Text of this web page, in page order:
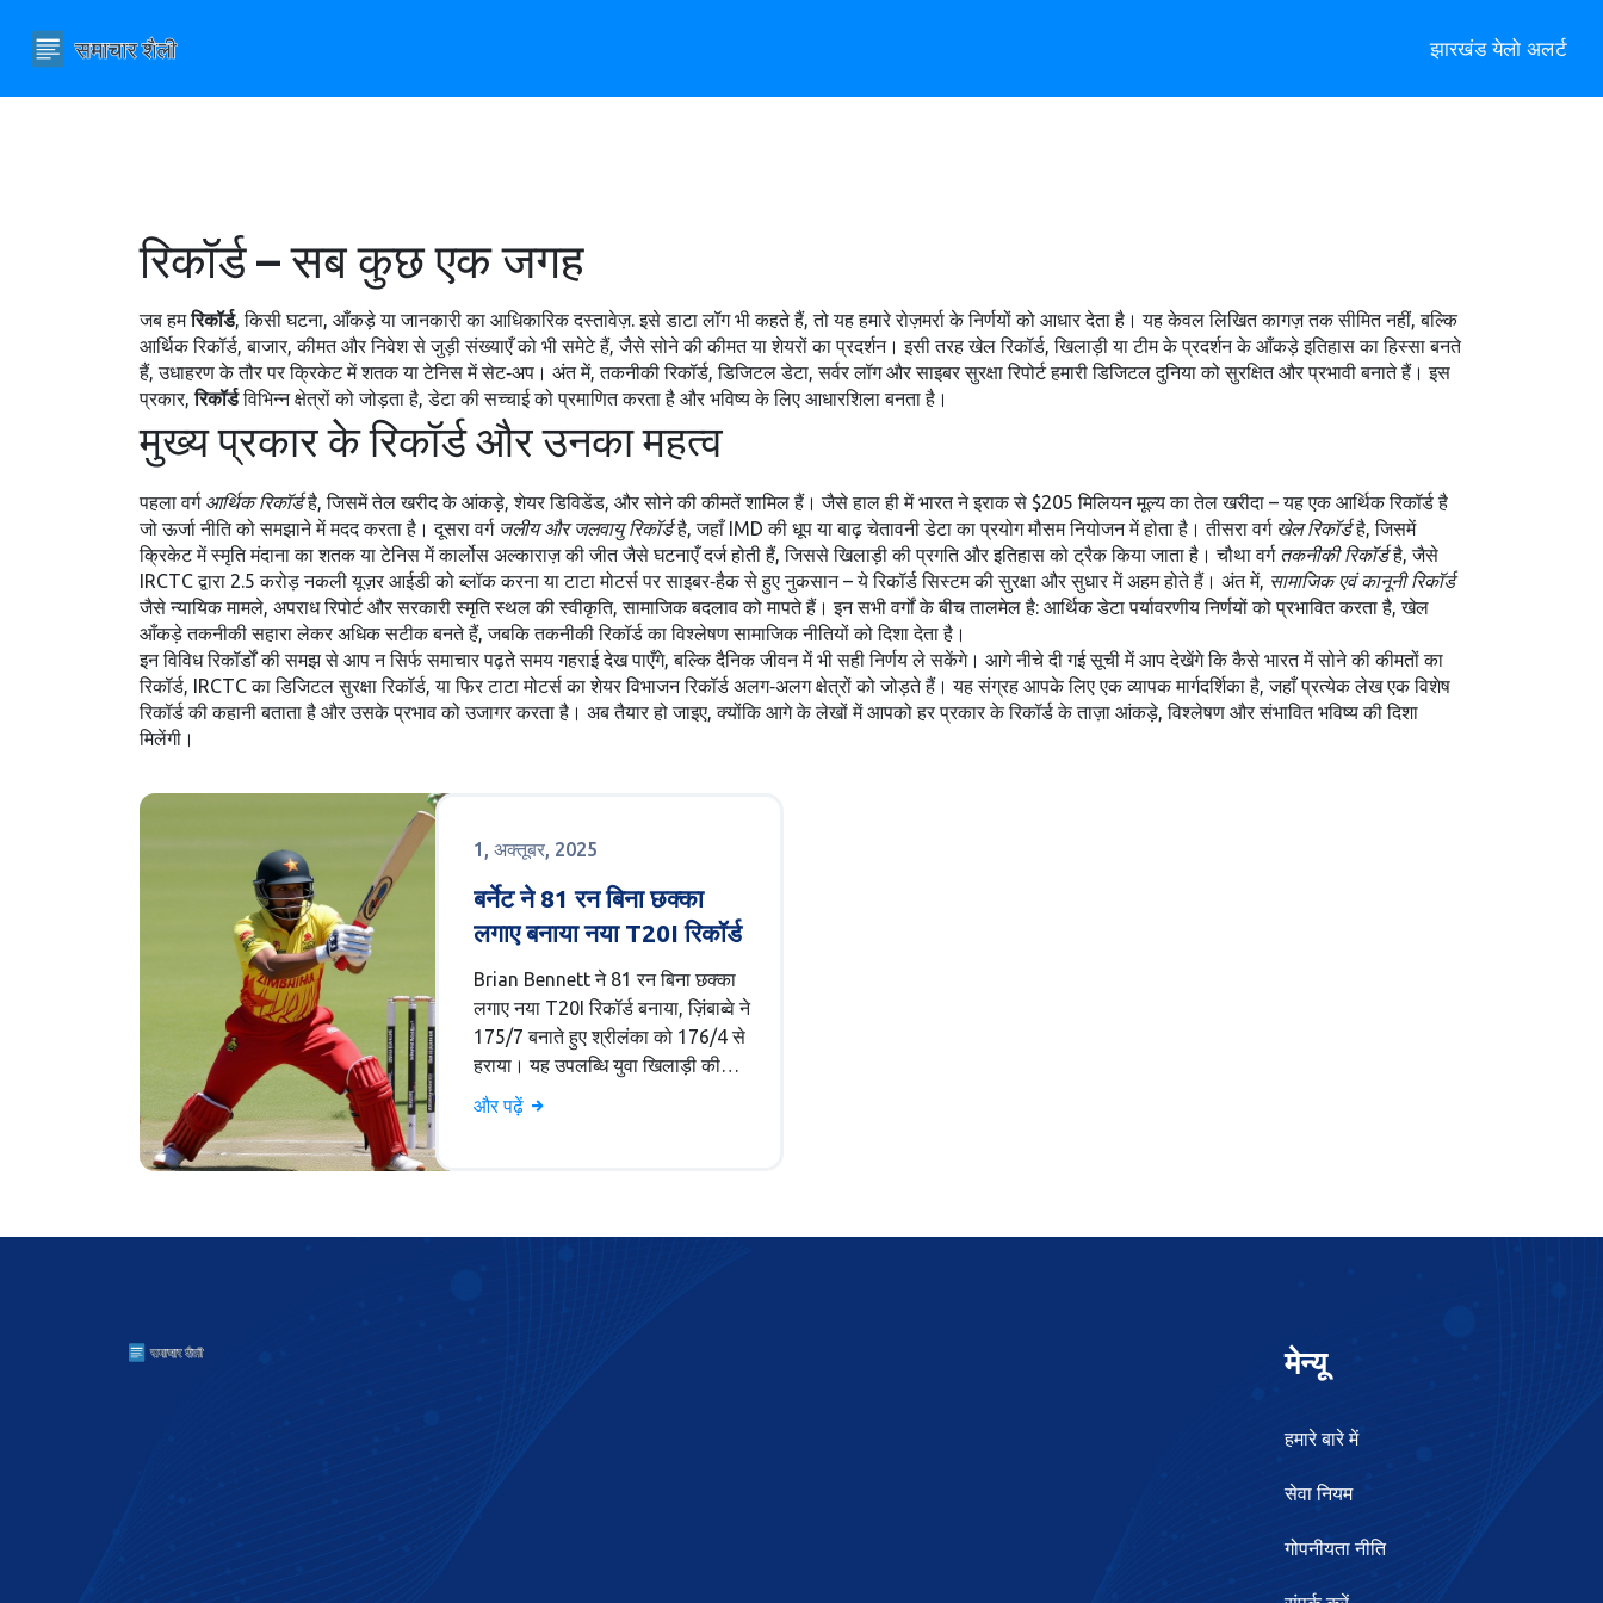
झारखंड येलो अलर्ट
रिकॉर्ड – सब कुछ एक जगह
जब हमरिकॉर्ड,किसी घटना, आँकड़े या जानकारी का आधिकारिक दस्तावेज़. इसेडाटा लॉगभी कहते हैं, तो यह हमारे रोज़मर्रा के निर्णयों को आधार देता है। यह केवल लिखित कागज़ तक सीमित नहीं, बल्कि
आर्थिक रिकॉर्ड,बाजार, कीमत और निवेश से जुड़ी संख्याएँको भी समेटे हैं, जैसे सोने की कीमत या शेयरों का प्रदर्शन। इसी तरहखेल रिकॉर्ड,खिलाड़ी या टीम के प्रदर्शन के आँकड़ेइतिहास का हिस्सा बनते
हैं, उधाहरण के तौर पर क्रिकेट में शतक या टेनिस में सेट‑अप। अंत में,तकनीकी रिकॉर्ड,डिजिटल डेटा, सर्वर लॉग और साइबर सुरक्षा रिपोर्टहमारी डिजिटल दुनिया को सुरक्षित और प्रभावी बनाते हैं। इस
प्रकार,रिकॉर्डविभिन्न क्षेत्रों को जोड़ता है, डेटा की सच्चाई को प्रमाणित करता है और भविष्य के लिए आधारशिला बनता है।
मुख्य प्रकार के रिकॉर्ड और उनका महत्व
पहला वर्ग आर्थिक रिकॉर्डहै, जिसमें तेल खरीद के आंकड़े, शेयर डिविडेंड, और सोने की कीमतें शामिल हैं। जैसे हाल ही में भारत ने इराक से $205 मिलियन मूल्य का तेल खरीदा – यह एक आर्थिक रिकॉर्ड है
जो ऊर्जा नीति को समझाने में मदद करता है। दूसरा वर्ग जलीय और जलवायु रिकॉर्डहै, जहाँ IMD की धूप या बाढ़ चेतावनी डेटा का प्रयोग मौसम नियोजन में होता है। तीसरा वर्ग खेल रिकॉर्डहै, जिसमें
क्रिकेट में स्मृति मंदाना का शतक या टेनिस में कार्लोस अल्काराज़ की जीत जैसे घटनाएँ दर्ज होती हैं, जिससे खिलाड़ी की प्रगति और इतिहास को ट्रैक किया जाता है। चौथा वर्ग तकनीकी रिकॉर्डहै, जैसे
IRCTC द्वारा 2.5 करोड़ नकली यूज़र आईडी को ब्लॉक करना या टाटा मोटर्स पर साइबर‑हैक से हुए नुकसान – ये रिकॉर्ड सिस्टम की सुरक्षा और सुधार में अहम होते हैं। अंत में, सामाजिक एवं कानूनी रिकॉर्ड
जैसे न्यायिक मामले, अपराध रिपोर्ट और सरकारी स्मृति स्थल की स्वीकृति, सामाजिक बदलाव को मापते हैं। इन सभी वर्गों के बीच तालमेल है: आर्थिक डेटा पर्यावरणीय निर्णयों को प्रभावित करता है, खेल
आँकड़े तकनीकी सहारा लेकर अधिक सटीक बनते हैं, जबकि तकनीकी रिकॉर्ड का विश्लेषण सामाजिक नीतियों को दिशा देता है।
इन विविध रिकॉर्डों की समझ से आप न सिर्फ समाचार पढ़ते समय गहराई देख पाएँगे, बल्कि दैनिक जीवन में भी सही निर्णय ले सकेंगे। आगे नीचे दी गई सूची में आप देखेंगे कि कैसे भारत में सोने की कीमतों का
रिकॉर्ड, IRCTC का डिजिटल सुरक्षा रिकॉर्ड, या फिर टाटा मोटर्स का शेयर विभाजन रिकॉर्ड अलग‑अलग क्षेत्रों को जोड़ते हैं। यह संग्रह आपके लिए एक व्यापक मार्गदर्शिका है, जहाँ प्रत्येक लेख एक विशेष
रिकॉर्ड की कहानी बताता है और उसके प्रभाव को उजागर करता है। अब तैयार हो जाइए, क्योंकि आगे के लेखों में आपको हर प्रकार के रिकॉर्ड के ताज़ा आंकड़े, विश्लेषण और संभावित भविष्य की दिशा
मिलेंगी।
1, अक्तूबर, 2025
बर्नेट ने 81 रन बिना छक्का
लगाए बनाया नया T20I रिकॉर्ड
Brian Bennett ने 81 रन बिना छक्का
लगाए नया T20I रिकॉर्ड बनाया, ज़िंबाब्वे ने
175/7 बनाते हुए श्रीलंका को 176/4 से
हराया। यह उपलब्धि युवा खिलाड़ी की
तकनीकी क्षमताओं को उजागर करती है।
और पढ़ें
मेन्यू
हमारे बारे में
सेवा नियम
गोपनीयता नीति